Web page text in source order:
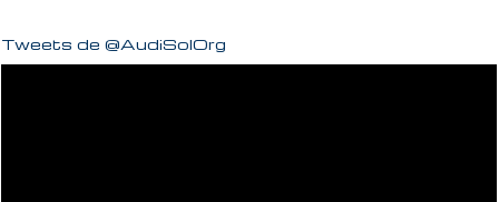
Tweets de @AudiSolOrg